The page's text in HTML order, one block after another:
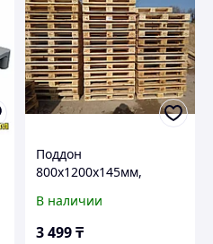
Поддон
800х1200х145мм,
В наличии
3 499₸